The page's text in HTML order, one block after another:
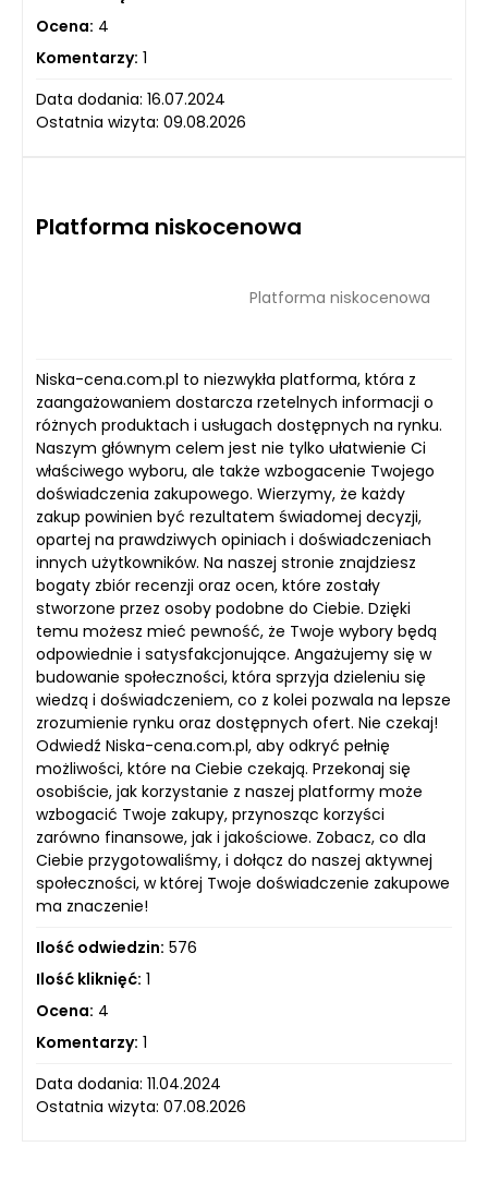
Ocena: 4
Komentarzy: 1
Data dodania: 16.07.2024
Ostatnia wizyta: 09.08.2026
Platforma niskocenowa
Platforma niskocenowa
Niska-cena.com.pl to niezwykła platforma, która z
zaangażowaniem dostarcza rzetelnych informacji o
różnych produktach i usługach dostępnych na rynku.
Naszym głównym celem jest nie tylko ułatwienie Ci
właściwego wyboru, ale także wzbogacenie Twojego
doświadczenia zakupowego. Wierzymy, że każdy
zakup powinien być rezultatem świadomej decyzji,
opartej na prawdziwych opiniach i doświadczeniach
innych użytkowników. Na naszej stronie znajdziesz
bogaty zbiór recenzji oraz ocen, które zostały
stworzone przez osoby podobne do Ciebie. Dzięki
temu możesz mieć pewność, że Twoje wybory będą
odpowiednie i satysfakcjonujące. Angażujemy się w
budowanie społeczności, która sprzyja dzieleniu się
wiedzą i doświadczeniem, co z kolei pozwala na lepsze
zrozumienie rynku oraz dostępnych ofert. Nie czekaj!
Odwiedź Niska-cena.com.pl, aby odkryć pełnię
możliwości, które na Ciebie czekają. Przekonaj się
osobiście, jak korzystanie z naszej platformy może
wzbogacić Twoje zakupy, przynosząc korzyści
zarówno finansowe, jak i jakościowe. Zobacz, co dla
Ciebie przygotowaliśmy, i dołącz do naszej aktywnej
społeczności, w której Twoje doświadczenie zakupowe
ma znaczenie!
Ilość odwiedzin: 576
Ilość kliknięć: 1
Ocena: 4
Komentarzy: 1
Data dodania: 11.04.2024
Ostatnia wizyta: 07.08.2026